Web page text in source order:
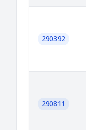
290392
290811